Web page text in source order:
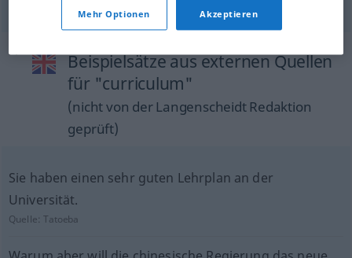
Beispielsätze aus externen Quellen
für "curriculum"
(nicht von der Langenscheidt Redaktion
geprüft)
Sie haben einen sehr guten Lehrplan an der
Universität.
Quelle:Tatoeba
Mehr Optionen Akzeptieren